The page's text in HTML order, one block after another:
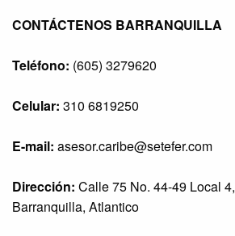
CONTÁCTENOS BARRANQUILLA
Teléfono: (605) 3279620
Celular: 310 6819250
E-mail: asesor.caribe@setefer.com
Dirección: Calle 75 No. 44-49 Local 4,
Barranquilla, Atlantico